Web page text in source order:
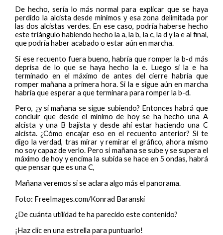
De hecho, sería lo más normal para explicar que se haya
perdido la alcista desde mínimos y esa zona delimitada por
las dos alcistas verdes. En ese caso, podría haberse hecho
este triángulo habiendo hecho la a, la b, la c, la d y la e al final,
que podría haber acabado o estar aún en marcha.
Si ese recuento fuera bueno, habría que romper la b-d más
deprisa de lo que se haya hecho la e. Luego si la e ha
terminado en el máximo de antes del cierre habría que
romper mañana a primera hora. Si la e sigue aún en marcha
habría que esperar a que terminara para romper la b-d.
Pero, ¿y si mañana se sigue subiendo? Entonces habrá que
concluir que desde el mínimo de hoy se ha hecho una A
alcista y una B bajista y desde ahí estar haciendo una C
alcista. ¿Cómo encajar eso en el recuento anterior? Si te
digo la verdad, tras mirar y remirar el gráfico, ahora mismo
no soy capaz de verlo. Pero si mañana se sube y se supera el
máximo de hoy y encima la subida se hace en 5 ondas, habrá
que pensar que es una C,
Mañana veremos si se aclara algo más el panorama.
Foto: FreeImages.com/Konrad Baranski
¿De cuánta utilidad te ha parecido este contenido?
¡Haz clic en una estrella para puntuarlo!